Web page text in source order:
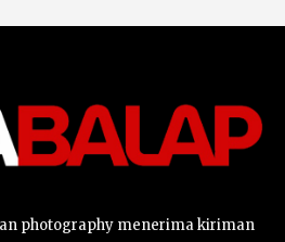
photography menerima kiriman